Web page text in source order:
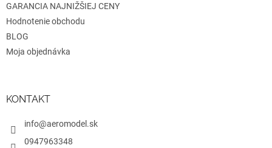
GARANCIA NAJNIŽŠIEJ CENY
Hodnotenie obchodu
BLOG
Moja objednávka
KONTAKT
info@aeromodel.sk
0947963348